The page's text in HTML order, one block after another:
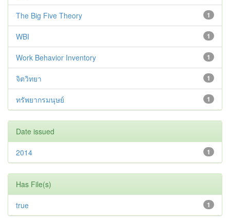
1
The Big Five Theory
1
WBI
1
Work Behavior Inventory
1
จิตวิทยา
1
ทรัพยากรมนุษย์
Date issued
1
2014
Has File(s)
1
true